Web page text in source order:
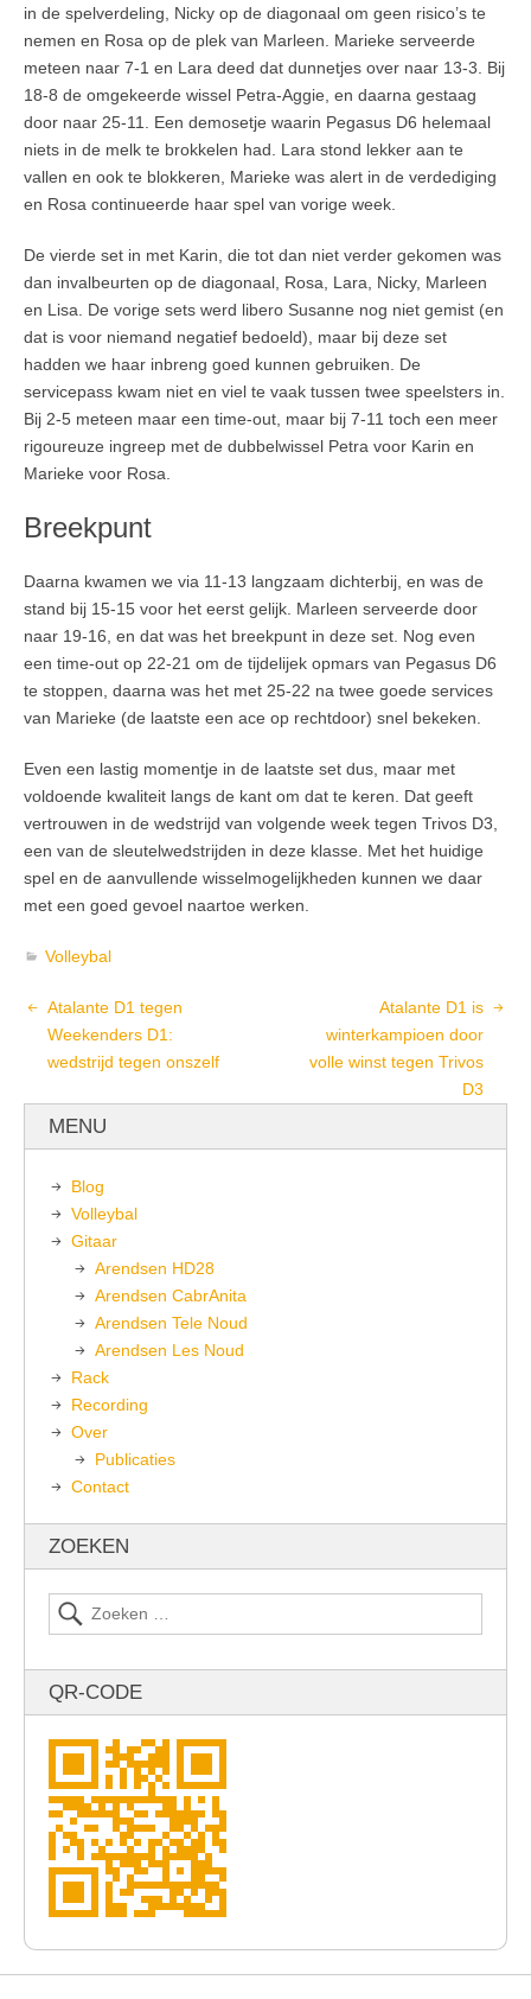
in de spelverdeling, Nicky op de diagonaal om geen risico’s te
nemen en Rosa op de plek van Marleen. Marieke serveerde
meteen naar 7-1 en Lara deed dat dunnetjes over naar 13-3. Bij
18-8 de omgekeerde wissel Petra-Aggie, en daarna gestaag
door naar 25-11. Een demosetje waarin Pegasus D6 helemaal
niets in de melk te brokkelen had. Lara stond lekker aan te
vallen en ook te blokkeren, Marieke was alert in de verdediging
en Rosa continueerde haar spel van vorige week.
De vierde set in met Karin, die tot dan niet verder gekomen was
dan invalbeurten op de diagonaal, Rosa, Lara, Nicky, Marleen
en Lisa. De vorige sets werd libero Susanne nog niet gemist (en
dat is voor niemand negatief bedoeld), maar bij deze set
hadden we haar inbreng goed kunnen gebruiken. De
servicepass kwam niet en viel te vaak tussen twee speelsters in.
Bij 2-5 meteen maar een time-out, maar bij 7-11 toch een meer
rigoureuze ingreep met de dubbelwissel Petra voor Karin en
Marieke voor Rosa.
Breekpunt
Daarna kwamen we via 11-13 langzaam dichterbij, en was de
stand bij 15-15 voor het eerst gelijk. Marleen serveerde door
naar 19-16, en dat was het breekpunt in deze set. Nog even
een time-out op 22-21 om de tijdelijek opmars van Pegasus D6
te stoppen, daarna was het met 25-22 na twee goede services
van Marieke (de laatste een ace op rechtdoor) snel bekeken.
Even een lastig momentje in de laatste set dus, maar met
voldoende kwaliteit langs de kant om dat te keren. Dat geeft
vertrouwen in de wedstrijd van volgende week tegen Trivos D3,
een van de sleutelwedstrijden in deze klasse. Met het huidige
spel en de aanvullende wisselmogelijkheden kunnen we daar
met een goed gevoel naartoe werken.
Volleybal
Atalante D1 tegen
Weekenders D1:
wedstrijd tegen onszelf
Atalante D1 is
winterkampioen door
volle winst tegen Trivos
D3
MENU
Blog
Volleybal
Gitaar
Arendsen HD28
Arendsen CabrAnita
Arendsen Tele Noud
Arendsen Les Noud
Rack
Recording
Over
Publicaties
Contact
ZOEKEN
QR-CODE